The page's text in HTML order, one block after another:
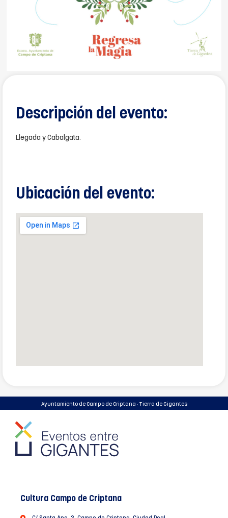
Descripción del evento:
Llegada y Cabalgata.
Ubicación del evento:
Ayuntamiento de Campo de Criptana · Tierra de Gigantes
Cultura Campo de Criptana